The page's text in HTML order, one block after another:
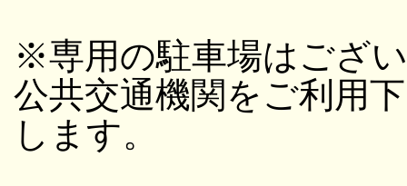
※専用の駐車場はござ
公共交通機関をご利用
します。